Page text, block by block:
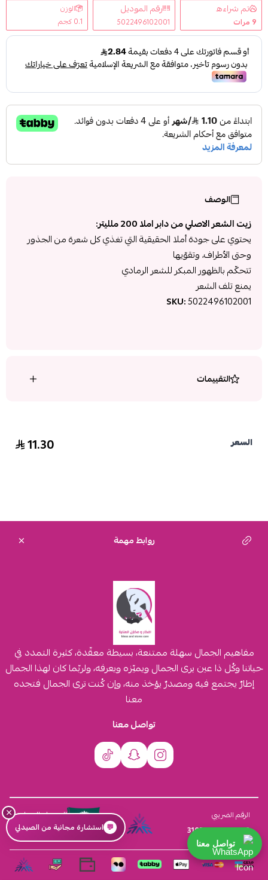
تم شراءه
9 مرات
رقم الموديل
5022496102001
الوزن
0.1 كجم
الوصف
زيت الشعر الاصلي من دابر املا 200 ملليتر:
يحتوي على جودة أملا الحقيقية التي تغذي كل شعرة من الجذور
وحتى الأطراف، وتقوّيها
تتحكّم بالظهور المبكر للشعر الرمادي
يمنع تلف الشعر
SKU:5022496102001
التقييمات
السعر 11.30
روابط مهمة
مفاهيم الجمال سهلة ممتنعة، بسيطة معقّدة، كثيرة التمدد في
حياتنا وكُل ذا عين يرى الجمال ويميّزه ويعرفه، ولربّما كان لهذا الجمال
إطارٌ يجتمع فيه ومصدرٌ يؤخذ منه، وإن كُنت ترى الجمال فتجده
معنا
تواصل معنا
الرقم الضريبي
310555259800003
السجل التجاري
4030431116
×
💬 استشارة مجانية من الصيدلي
تواصل معنا